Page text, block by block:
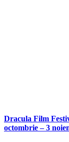
Dracula Film
octombrie – 3